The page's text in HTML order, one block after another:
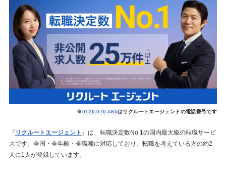
※0120-070-585はリクルートエージェントの電話番号です
『 リクルートエージェント 』は、転職決定数No.1の国内最大級の転職サービ
スです。全国・全年齢・全職種に対応しており、転職を考えている方の約2
人に1人が登録しています。